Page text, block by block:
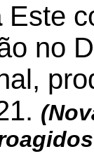
Este
no
(